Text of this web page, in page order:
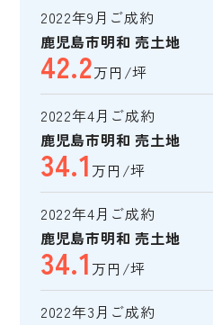
2022年9月ご成約
鹿児島市明和 売土地
42.2万円/坪
2022年4月ご成約
鹿児島市明和 売土地
34.1 万円/坪
2022年4月ご成約
鹿児島市明和 売土地
34.1 万円/坪
2022年3月ご成約